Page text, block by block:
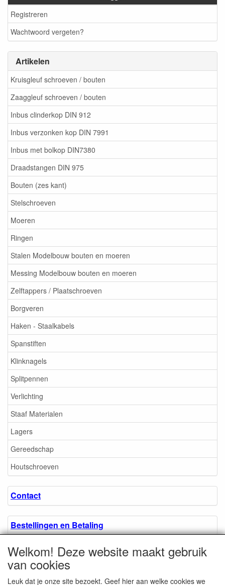
Registreren
Wachtwoord vergeten?
Artikelen
Kruisgleuf schroeven / bouten
Zaaggleuf schroeven / bouten
Inbus clinderkop DIN 912
Inbus verzonken kop DIN 7991
Inbus met bolkop DIN7380
Draadstangen DIN 975
Bouten (zes kant)
Stelschroeven
Moeren
Ringen
Stalen Modelbouw bouten en moeren
Messing Modelbouw bouten en moeren
Zelftappers / Plaatschroeven
Borgveren
Haken - Staalkabels
Spanstiften
Klinknagels
Splitpennen
Verlichting
Staaf Materialen
Lagers
Gereedschap
Houtschroeven
Contact
Bestellingen en Betaling
Algemene voorwaarden
Welkom! Deze website maakt gebruik
van cookies
Leuk dat je onze site bezoekt. Geef hier aan welke cookies we